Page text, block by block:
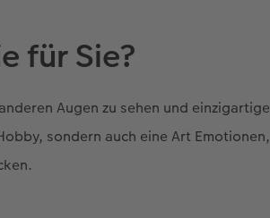
für Sie?
Augen zu sehen und einzigartige
sondern auch eine Art Emotionen,